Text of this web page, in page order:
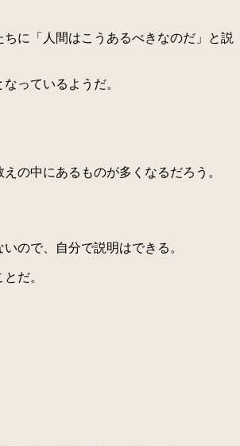
に「人間はこうあるべきなのだ」と説
っているようだ。
の中にあるものが多くなるだろう。
ので、自分で説明はできる。
だ。